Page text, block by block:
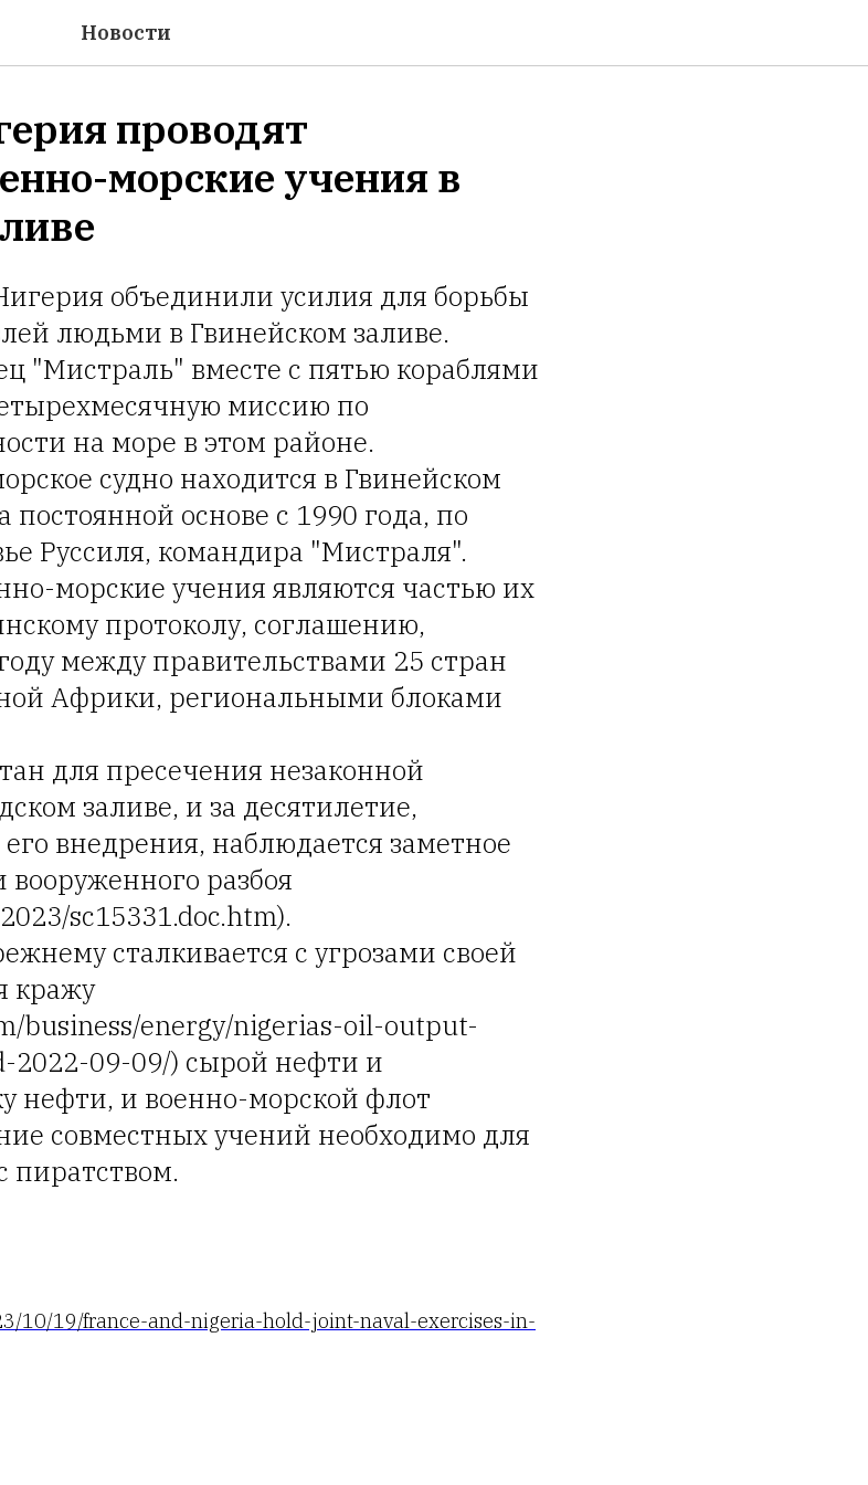
Новости
проводят
морские учения в
объединили усилия для борьбы
людьми в Гвинейском заливе.
"Мистраль" вместе с пятью кораблями
миссию по
на море в этом районе.
судно находится в Гвинейском
постоянной основе с 1990 года, по
Руссиля, командира "Мистраля".
морские учения являются частью их
протоколу, соглашению,
между правительствами 25 стран
Африки, региональными блоками
для пресечения незаконной
заливе, и за десятилетие,
внедрения, наблюдается заметное
разбоя
sc15331.doc.htm).
сталкивается с угрозами своей
кражу
business/energy/nigerias-oil-output-
2022-09-09/) сырой нефти и
нефти, и военно-морской флот
совместных учений необходимо для
пиратством.
10/19/france-and-nigeria-hold-joint-naval-exercises-in-